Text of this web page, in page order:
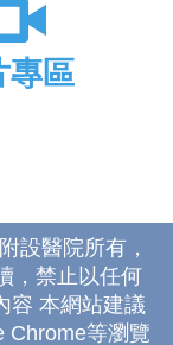
專區
設醫院所有，
，禁止以任何
容 本網站建議
Chrome等瀏覽